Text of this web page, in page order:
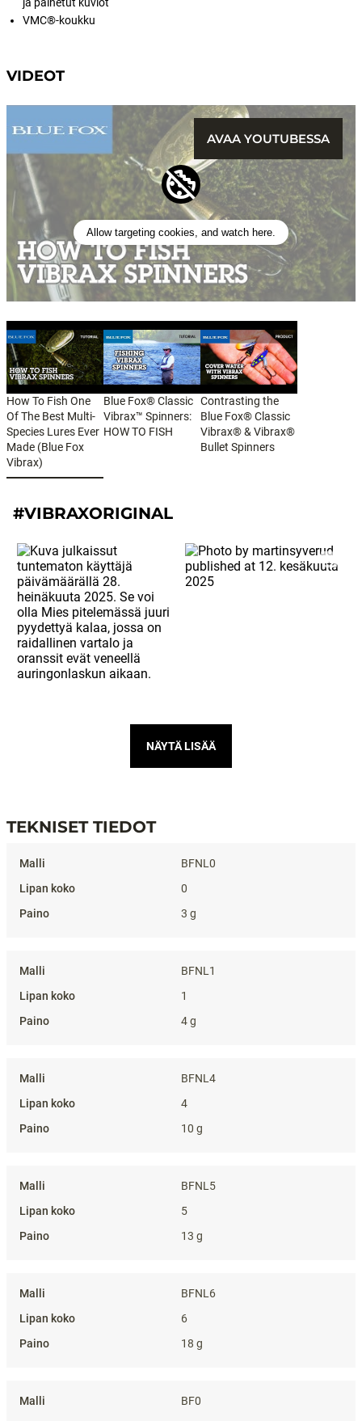
VMC®-koukku
VIDEOT
Allow targeting cookies, and watch here.
AVAA YOUTUBESSA
How To Fish One
Of The Best Multi-
Species Lures Ever
Made (Blue Fox
Vibrax)
Blue Fox® Classic
Vibrax™ Spinners:
HOW TO FISH
Contrasting the
Blue Fox® Classic
Vibrax® & Vibrax®
Bullet Spinners
#VIBRAXORIGINAL
NÄYTÄ LISÄÄ
TEKNISET TIEDOT
BFNL0
0
3 g
BFNL1
1
4 g
BFNL4
4
10 g
BFNL5
5
13 g
BFNL6
6
18 g
BF0